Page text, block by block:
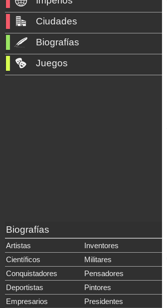
Ciudades
Biografías
Juegos
Biografías
Artistas
Inventores
Científicos
Militares
Conquistadores
Pensadores
Deportistas
Pintores
Empresarios
Presidentes